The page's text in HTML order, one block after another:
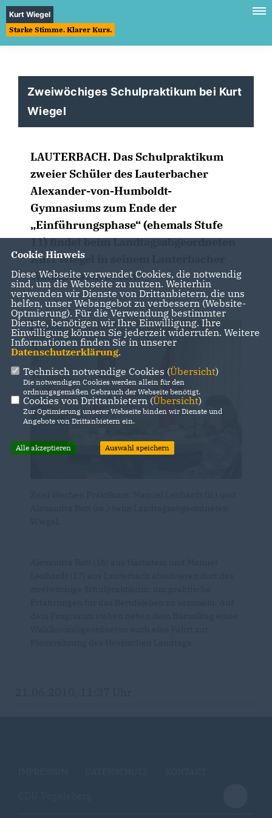
Kurt Wiegel
Starke Stimme. Klarer Kurs.
Zweiwöchiges Schulpraktikum bei Kurt
Wiegel
LAUTERBACH.Das Schulpraktikum
zweier Schüler des Lauterbacher
Alexander-von-Humboldt-
Gymnasiums zum Ende der
Einführungsphase“ (ehemals Stufe
11) findet beim Landtagsabgeordneten
Kurt Wiegel in seinem Lauterbacher
Wahlkreisbüro statt.
Cookie Hinweis
Diese Webseite verwendet Cookies, die notwendig
sind, um die Webseite zu nutzen. Weiterhin
verwenden wir Dienste von Drittanbietern, die uns
helfen, unser Webangebot zu verbessern (Website-
Optmierung). Für die Verwendung bestimmter
Dienste, benötigen wir Ihre Einwilligung. Ihre
Einwilligung können Sie jederzeit widerrufen. Weitere
Informationen finden Sie in unserer
Datenschutzerklärung.
Technisch notwendige Cookies (Übersicht)
Die notwendigen Cookies werden allein für den
ordnungsgemäßen Gebrauch der Webseite benötigt.
Cookies von Drittanbietern (Übersicht)
Zur Optimierung unserer Webseite binden wir Dienste und
Angebote von Drittanbietern ein.
Alle akzeptieren Auswahl speichern